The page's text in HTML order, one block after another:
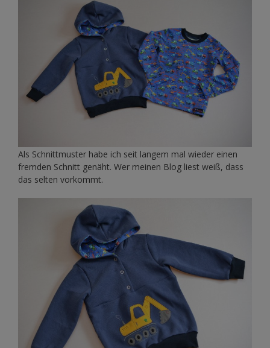
Als Schnittmuster habe ich seit langem mal wieder einen
fremden Schnitt genäht. Wer meinen Blog liest weiß, dass
das selten vorkommt.